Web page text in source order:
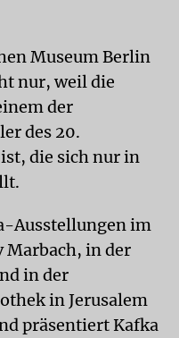
Museum Berlin
nur, weil die
der
des 20.
die sich nur in
Ausstellungen im
Marbach, in der
in der
in Jerusalem
präsentiert Kafka